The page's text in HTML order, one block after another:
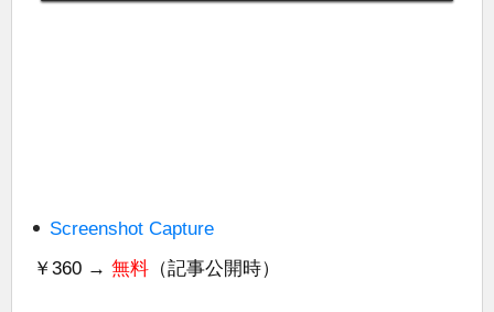
Screenshot Capture
￥360 → 無料 （記事公開時）